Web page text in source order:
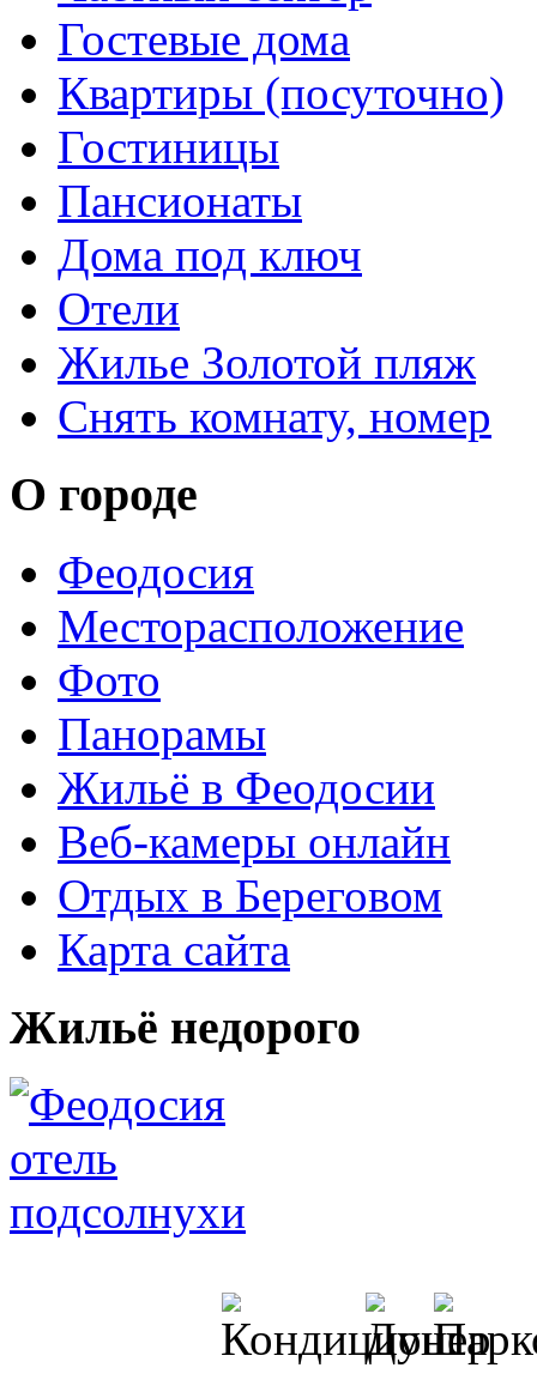
Гостевые дома
Квартиры (посуточно)
Гостиницы
Пансионаты
Дома под ключ
Отели
Жилье Золотой пляж
Снять комнату, номер
О городе
Феодосия
Месторасположение
Фото
Панорамы
Жильё в Феодосии
Веб-камеры онлайн
Отдых в Береговом
Карта сайта
Жильё недорого